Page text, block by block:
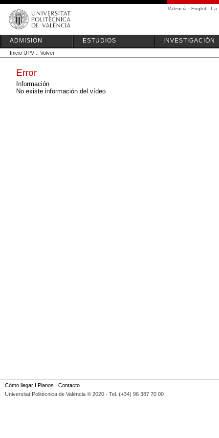
Valencià · English I a
ADMISIÓN ESTUDIOS INVESTIGACIÓN
Inicio UPV :: Volver
Error
Información
No existe información del vídeo
Cómo llegar I Planos I Contacto
Universitat Politècnica de València © 2020 · Tel. (+34) 96 387 70 00